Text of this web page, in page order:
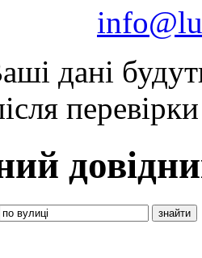
дані